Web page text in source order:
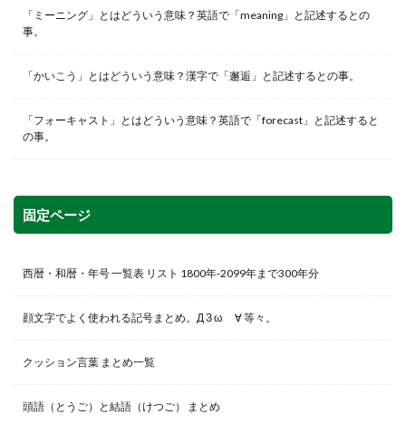
「ミーニング」とはどういう意味？英語で「meaning」と記述するとの
事。
「かいこう」とはどういう意味？漢字で「邂逅」と記述するとの事。
「フォーキャスト」とはどういう意味？英語で「forecast」と記述すると
の事。
固定ページ
西暦・和暦・年号 一覧表 リスト 1800年-2099年まで300年分
顔文字でよく使われる記号まとめ。Д З ω ゞ∀ 等々。
クッション言葉 まとめ一覧
頭語（とうご）と結語（けつご） まとめ